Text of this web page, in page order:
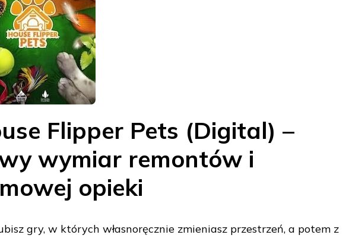
Flipper Pets (Digital) –
wymiar remontów i
opieki
gry, w których własnoręcznie zmieniasz przestrzeń, a potem z